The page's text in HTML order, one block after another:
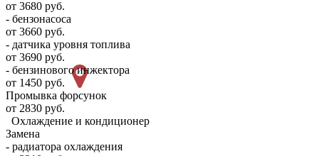
от 3680 руб.
- бензонасоса
от 3660 руб.
- датчика уровня топлива
от 3690 руб.
- бензинового инжектора
от 1450 руб.
Промывка форсунок
от 2830 руб.
Охлаждение и кондиционер
Замена
- радиатора охлаждения